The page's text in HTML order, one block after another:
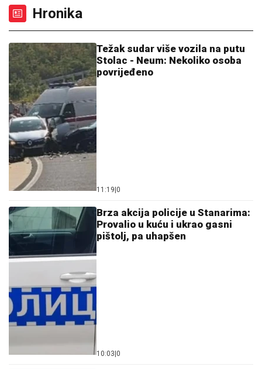
Hronika
Težak sudar više vozila na putu
Stolac - Neum: Nekoliko osoba
povrijeđeno
11:19 0
Brza akcija policije u Stanarima:
Provalio u kuću i ukrao gasni
pištolj, pa uhapšen
10:03 0